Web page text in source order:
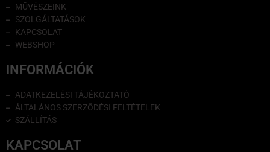
MŰVÉSZEINK
SZOLGÁLTATÁSOK
KAPCSOLAT
WEBSHOP
INFORMÁCIÓK
ADATKEZELÉSI TÁJÉKOZTATÓ
ÁLTALÁNOS SZERZŐDÉSI FELTÉTELEK
SZÁLLÍTÁS
KAPCSOLAT